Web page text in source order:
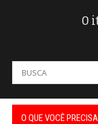
0
O QUE VOCÊ